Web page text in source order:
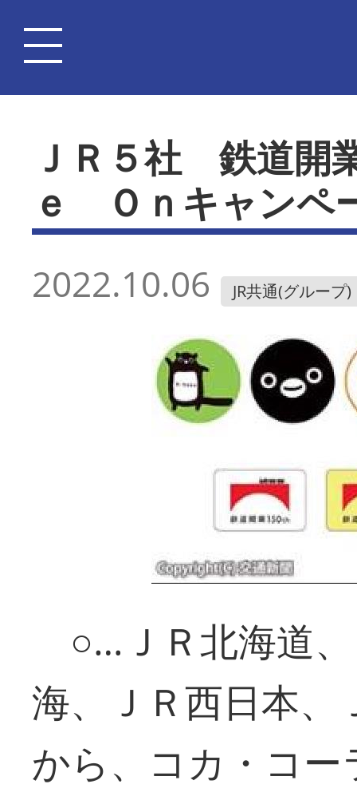
ＪＲ５社 鉄道開
ｅ Ｏｎキャンペ
2022.10.06 JR共通(グループ)
○…ＪＲ北海道、
海、ＪＲ西日本、
から、コカ・コ